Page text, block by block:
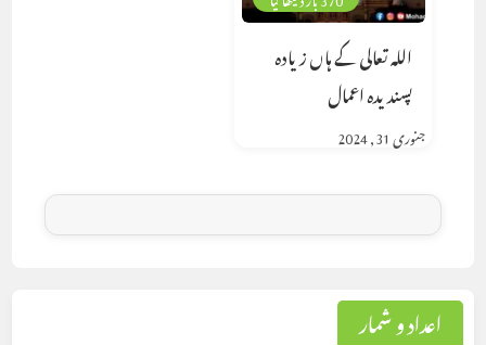
اللہ تعالی کے ہاں زیادہ
پسندیدہ اعمال
جنوری 31, 2024
اعداد و شمار